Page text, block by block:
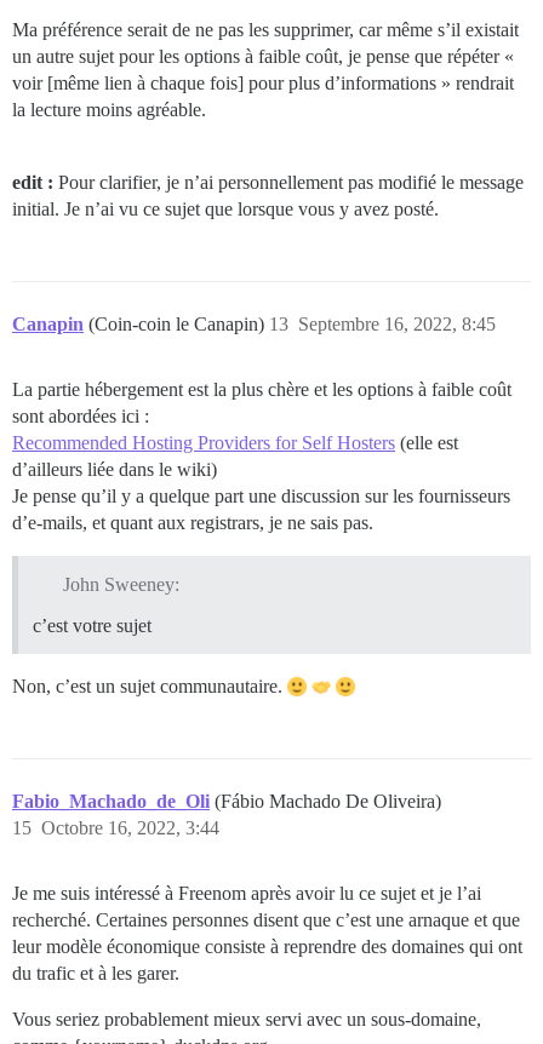
Ma préférence serait de ne pas les supprimer, car même s’il existait
un autre sujet pour les options à faible coût, je pense que répéter «
voir [même lien à chaque fois] pour plus d’informations » rendrait
la lecture moins agréable.
edit : Pour clarifier, je n’ai personnellement pas modifié le message
initial. Je n’ai vu ce sujet que lorsque vous y avez posté.
Canapin (Coin-coin le Canapin) Septembre 16, 2022, 8:45
13
La partie hébergement est la plus chère et les options à faible coût
sont abordées ici :
Recommended Hosting Providers for Self Hosters (elle est
d’ailleurs liée dans le wiki)
Je pense qu’il y a quelque part une discussion sur les fournisseurs
d’e-mails, et quant aux registrars, je ne sais pas.
John Sweeney:
c’est votre sujet
Non, c’est un sujet communautaire.
Fabio_Machado_de_Oli (Fábio Machado De Oliveira)
Octobre 16, 2022, 3:44
15
Je me suis intéressé à Freenom après avoir lu ce sujet et je l’ai
recherché. Certaines personnes disent que c’est une arnaque et que
leur modèle économique consiste à reprendre des domaines qui ont
du trafic et à les garer.
Vous seriez probablement mieux servi avec un sous-domaine,